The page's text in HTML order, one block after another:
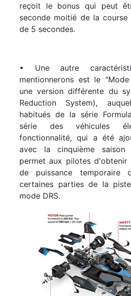
reçoit le bonus qui peut
seconde moitié de la course
de 5 secondes.
• Une autre
mentionnerons est le
une version différente du
Reduction System),
habitués de la série
série des véhicules
fonctionnalité, qui a été
avec la cinquième saison
permet aux pilotes d'obtenir
de puissance
certaines parties de la
mode DRS.